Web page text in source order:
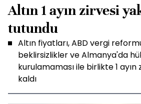
Altın 1 ayın zirvesi
tutundu
Altın fiyatları, ABD vergi
beklirsizlikler ve Almanya'da
kurulamaması ile birlikte 1 ayın
kaldı